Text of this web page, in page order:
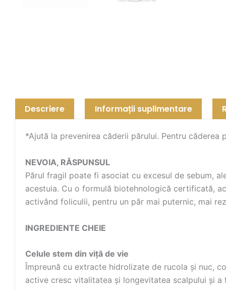
Descriere Informații suplimentare
*Ajută la prevenirea căderii părului. Pentru căderea
NEVOIA, RĂSPUNSUL
Părul fragil poate fi asociat cu excesul de sebum,
acestuia. Cu o formulă biotehnologică certificată,
activând foliculii, pentru un păr mai puternic, mai
INGREDIENTE CHEIE
Celule stem din viță de vie
Împreună cu extracte hidrolizate de rucola și nuc,
active cresc vitalitatea și longevitatea scalpului și